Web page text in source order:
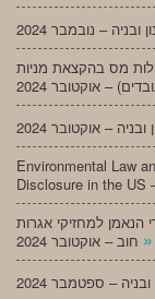
מס בהקצאת מניות
Environmental Law
Disclosure in the US
הנאמן למחזיקי אגרות
»